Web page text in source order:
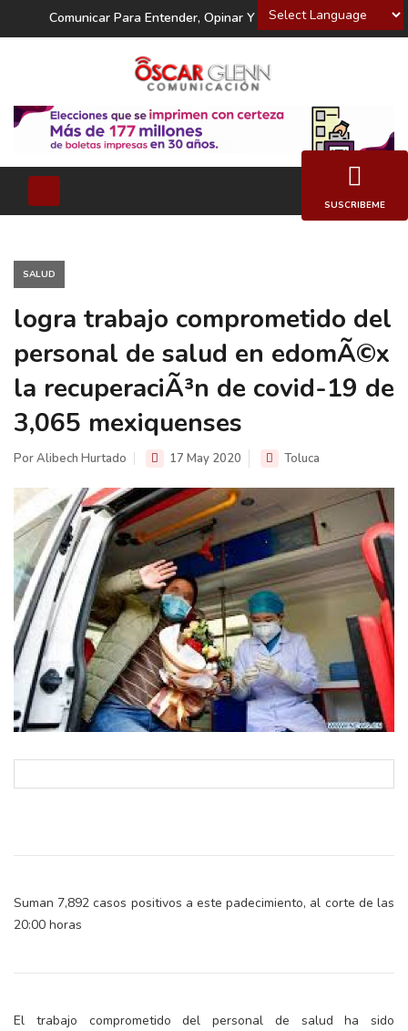
Powered by
Comunicar Para Entender, Opinar Y Decidir
SALUD
logra trabajo comprometido del
personal de salud en edomÃ©x
la recuperaciÃ³n de covid-19 de
3,065 mexiquenses
Por Alibech Hurtado 17 May 2020 Toluca
Suman 7,892 casos positivos a este padecimiento, al corte de las
20:00 horas
El trabajo comprometido del personal de salud ha sido
SUSCRIBEME